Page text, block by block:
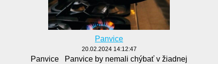
Panvice
20.02.2024 14:12:47
Panvice Panvice by nemali chýbať v žiadnej